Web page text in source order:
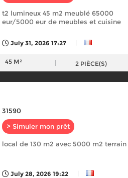
t2 lumineux 45 m2 meublé 65000
eur/5000 eur de meubles et cuisine
July 31, 2026 17:27 |
45 M² 2 PIÈCE(S)
31590
> Simuler mon prêt
local de 130 m2 avec 5000 m2 terrain
July 28, 2026 19:22 |